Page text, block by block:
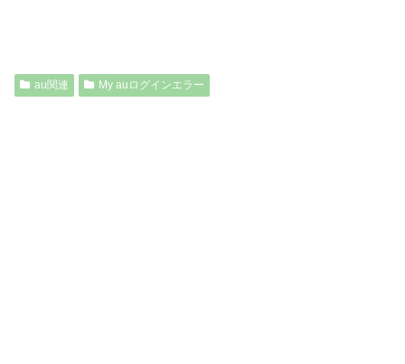
au関連 My auログインエラー